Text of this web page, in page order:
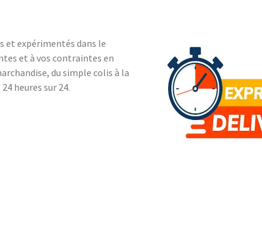
et expérimentés dans le
et à vos contraintes en
du simple colis à la
heures sur 24.